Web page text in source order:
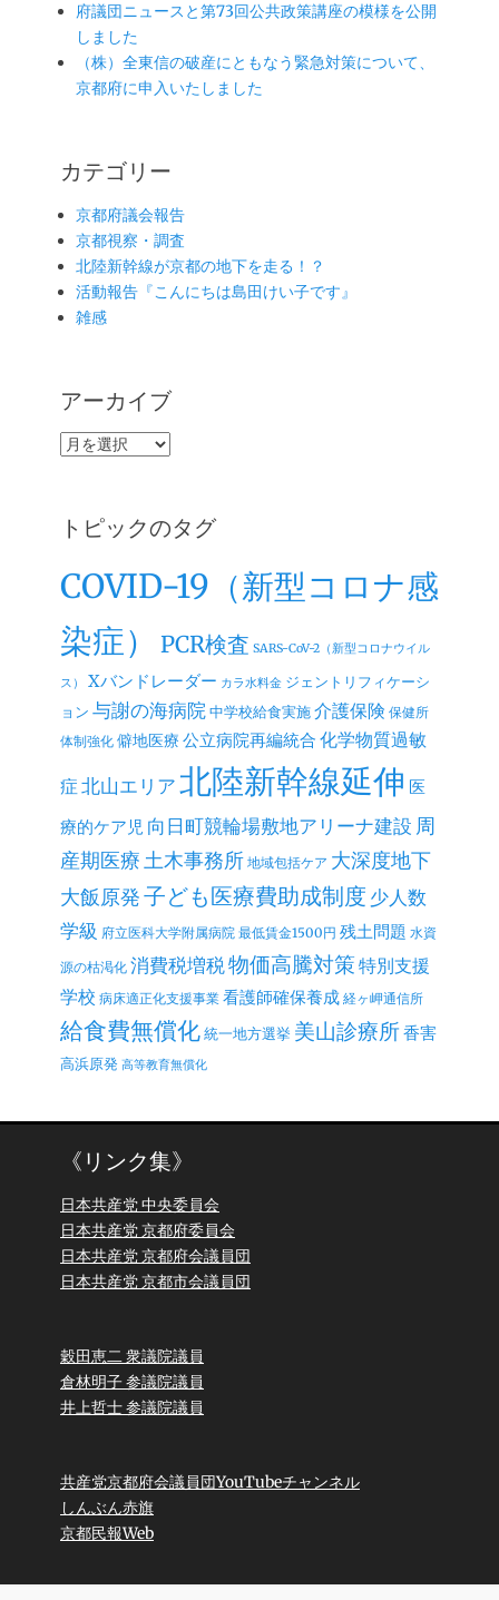
府議団ニュースと第73回公共政策講座の模様を公開
しました
（株）全東信の破産にともなう緊急対策について、
京都府に申入いたしました
カテゴリー
京都府議会報告
京都視察・調査
北陸新幹線が京都の地下を走る！？
活動報告『こんにちは島田けい子です』
雑感
アーカイブ
ア
イ
ブ
トピックのタグ
COVID-19（新型コロナ感
染症）
PCR検査 SARS-CoV-2（新型コロナウイル
ス） Xバンドレーダー カラ水料金 ジェントリフィケーシ
ョン 与謝の海病院中学校給食実施介護保険 保健所
体制強化 僻地医療 公立病院再編統合 化学物質過敏
症 北山エリア北陸新幹線延伸 医
療的ケア児 向日町競輪場敷地アリーナ建設 周
産期医療土木事務所 地域包括ケア 大深度地下
大飯原発子ども医療費助成制度 少人数
学級 府立医科大学附属病院 最低賃金1500円 残土問題 水資
源の枯渇化 消費税増税物価高騰対策特別支援
学校 病床適正化支援事業 看護師確保養成 経ヶ岬通信所
給食費無償化統一地方選挙 美山診療所香害
高浜原発 高等教育無償化
《リンク集》
日本共産党 中央委員会
日本共産党 京都府委員会
日本共産党 京都府会議員団
日本共産党 京都市会議員団
穀田恵二 衆議院議員
倉林明子 参議院議員
井上哲士 参議院議員
共産党京都府会議員団YouTubeチャンネル
しんぶん赤旗
京都民報Web